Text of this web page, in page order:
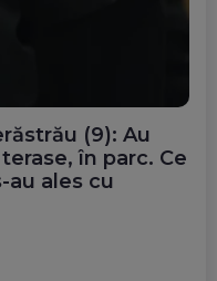
(9): Au
în parc. Ce
au ales cu